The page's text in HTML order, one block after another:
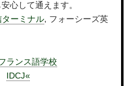
心して通えます。
ーミナル, フォーシーズ英
ランス語学校
IDCJ«